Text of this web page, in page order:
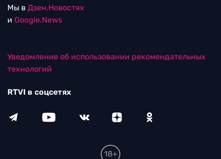
Мы в Дзен.Новостях
и Google.News
Уведомление об использовании рекомендательных
технологий
RTVI в соцсетях
18+